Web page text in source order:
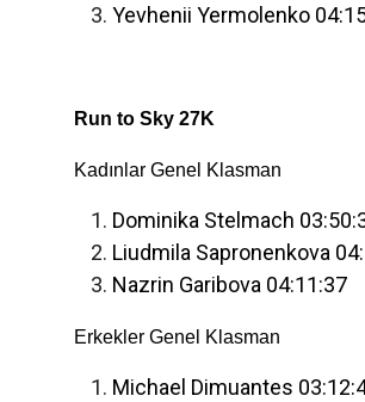
Yevhenii Yermolenko
Run to Sky 27K
Kadınlar Genel Klasman
Dominika Stelmach
Liudmila Sapronenkova
Nazrin Garibova 04:11:37
Erkekler Genel Klasman
Michael Dimuantes